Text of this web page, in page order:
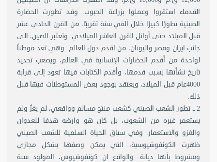
القدماء استقروا وعملوا بزراعة الحبوب. وقد تطورت الحضارة
الصينية تطورًا كبيرًا خلال ألفي سنة تقريبًا، من القرن الحادي عشر
قبل الميلاد حتى أوائل القرن العاشر الميلادي. وتعتبر الصين، الى
جانب ايران ومصر واليونان، من اقدم دول العالم. وهي تعد موطناً
لواحدة من أقدم الحضارات الإنسانية في العالم، ويصعب تحديد
تاريخ نشأتها بسبب قدمها، وأقدم الكتابات فيها تعود إلى قرابة
4000عام قبل الميلاد، ويعتقد بوجود بعض المستوطنات فيها قبل
ذلك.
2 ــ تطور الشعب الصيني كشعب منتج مسالم وواقعي، لم يغزُ ولم
يستعمر غيره من الشعوب، بل كان هو وارضه هدفا للعدوان
والغزو والاستعمار. وفي سياق الحياة السلمية للشعب الصيني
ظهرت الكونفوشيوسية، التي يمكن وصفها بشكل مجازي
ومشروط بأنها ديانة. والواقع ان كونفوشيوس، المولود سنة